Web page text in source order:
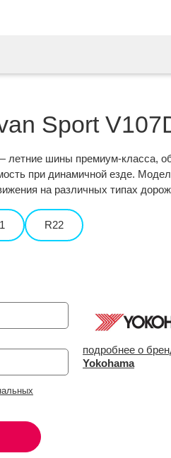
Sport
летние шины премиум-класса,
при динамичной езде.
на различных типах
R22
подробнее о
Yokohama